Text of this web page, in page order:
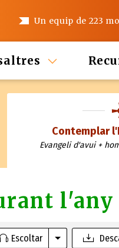
Un equip de 223
Contemplar
Evangeli d'avui +
l'any
Escoltar